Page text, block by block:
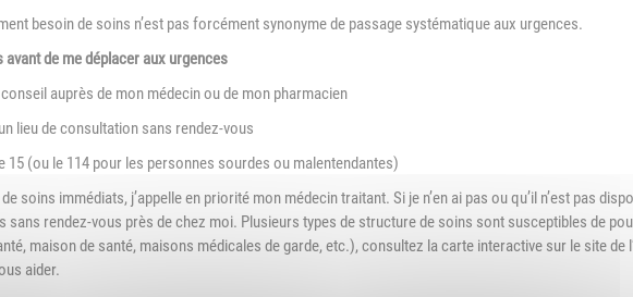
maternelle "Le
d'accueil
-
paramédical
SSIAD
Association Trait
médiation familiale
Plan du village
Taxes
besoin de soins n’est pas forcément synonyme de passage systématique aux urgences.
de me déplacer aux urgences
auprès de mon médecin ou de mon pharmacien
lieu de consultation sans rendez-vous
15 (ou le 114 pour les personnes sourdes ou malentendantes)
de soins immédiats, j’appelle en priorité mon médecin traitant. Si je n’en ai pas ou qu’il n’est pas
sans rendez-vous près de chez moi. Plusieurs types de structure de soins sont susceptibles de
maison de santé, maisons médicales de garde, etc.), consultez la carte interactive sur le site de
aider.